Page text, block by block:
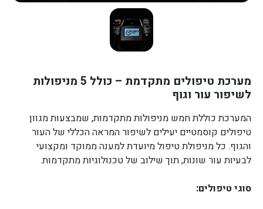
מערכת טיפולים מתקדמת – כולל 5 מניפולות
לשיפור עור וגוף
המערכת כוללת חמש מניפולות מתקדמות, שמבצעות מגוון
טיפולים קוסמטיים יעילים לשיפור המראה הכללי של העור
והגוף. כל מניפולת טיפול מיועדת למענה ממוקד ומקצועי
לבעיות עור שונות, תוך שילוב של טכנולוגיות מתקדמות.
סוגי טיפולים: